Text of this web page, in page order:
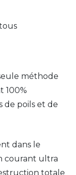
méthode
100%
de poils et de
dans le
courant ultra
totale